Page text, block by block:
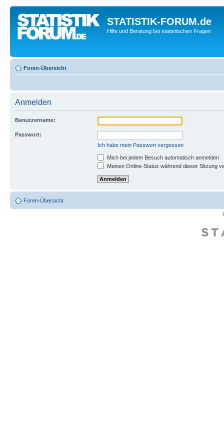
STATISTIK-FORUM.de
Hilfe und Beratung bei statistischen Fragen
Foren-Übersicht
Anmelden
Benutzername:
Passwort:
Ich habe mein Passwort vergessen
Mich bei jedem Besuch automatisch anmelden
Meinen Online-Status während dieser Sitzung
Foren-Übersicht